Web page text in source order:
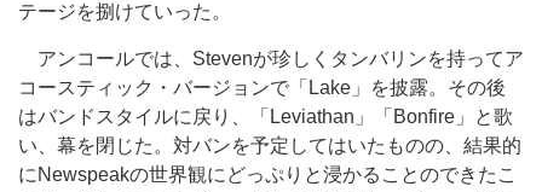
テージを捌けていった。
アンコールでは、Stevenが珍しくタンバリンを持ってア
コースティック・バージョンで「Lake」を披露。その後
はバンドスタイルに戻り、「Leviathan」「Bonfire」と歌
い、幕を閉じた。対バンを予定してはいたものの、結果的
にNewspeakの世界観にどっぷりと浸かることのできたこ